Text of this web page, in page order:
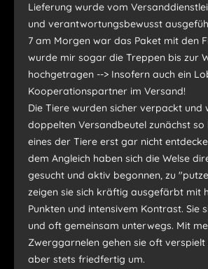
Lieferung wurde vom
und verantwortungsbewusst
7 am Morgen war das Paket mit den
wurde mir sogar die Treppen bis zur
hochgetragen --> Insofern auch ein
Kooperationspartner im Versand!
Die Tiere wurden sicher verpackt und
doppelten Versandbeutel zunächst so
eines der Tiere erst gar nicht
dem Angleich haben sich die Welse
gesucht und aktiv begonnen, zu
zeigen sie sich kräftig ausgefärbt mit
Punkten und intensivem Kontrast. Sie
und oft gemeinsam unterwegs. Mit
Zwerggarnelen gehen sie oft verspielt
aber stets friedfertig um.